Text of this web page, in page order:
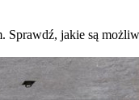
jakie są